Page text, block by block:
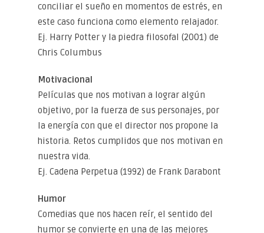
conciliar el sueño en momentos de estrés, en
este caso funciona como elemento relajador.
Ej. Harry Potter y la piedra filosofal (2001) de
Chris Columbus
Motivacional
Películas que nos motivan a lograr algún
objetivo, por la fuerza de sus personajes, por
la energía con que el director nos propone la
historia. Retos cumplidos que nos motivan en
nuestra vida.
Ej. Cadena Perpetua (1992) de Frank Darabont
Humor
Comedias que nos hacen reír, el sentido del
humor se convierte en una de las mejores